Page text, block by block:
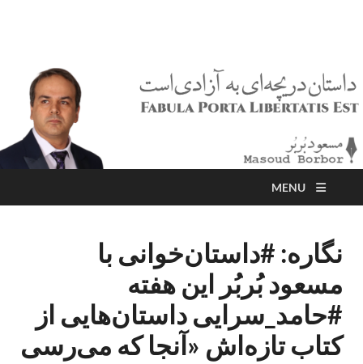
MENU
نگاره: #داستان‌خوانی با
مسعود بُربُر این هفته
#حامد_سرایی داستان‌هایی از
کتاب تازه‌اش «آنجا که می‌رسی